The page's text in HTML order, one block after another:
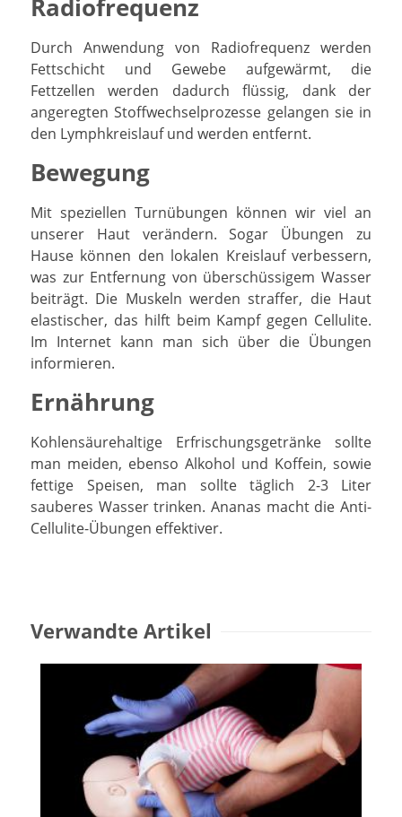
Radiofrequenz
Durch Anwendung von Radiofrequenz werden
Fettschicht und Gewebe aufgewärmt, die
Fettzellen werden dadurch flüssig, dank der
angeregten Stoffwechselprozesse gelangen sie in
den Lymphkreislauf und werden entfernt.
Bewegung
Mit speziellen Turnübungen können wir viel an
unserer Haut verändern. Sogar Übungen zu
Hause können den lokalen Kreislauf verbessern,
was zur Entfernung von überschüssigem Wasser
beiträgt. Die Muskeln werden straffer, die Haut
elastischer, das hilft beim Kampf gegen Cellulite.
Im Internet kann man sich über die Übungen
informieren.
Ernährung
Kohlensäurehaltige Erfrischungsgetränke sollte
man meiden, ebenso Alkohol und Koffein, sowie
fettige Speisen, man sollte täglich 2-3 Liter
sauberes Wasser trinken. Ananas macht die Anti-
Cellulite-Übungen effektiver.
Verwandte Artikel